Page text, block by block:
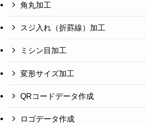
角丸加工
スジ入れ（折罫線）加工
ミシン目加工
変形サイズ加工
QRコードデータ作成
ロゴデータ作成